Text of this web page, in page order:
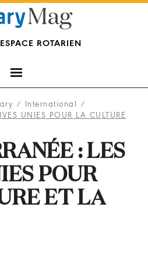
ESPACE ROTARIEN
/ International /
UNIES POUR LA CULTURE
: LES
POUR
ET LA